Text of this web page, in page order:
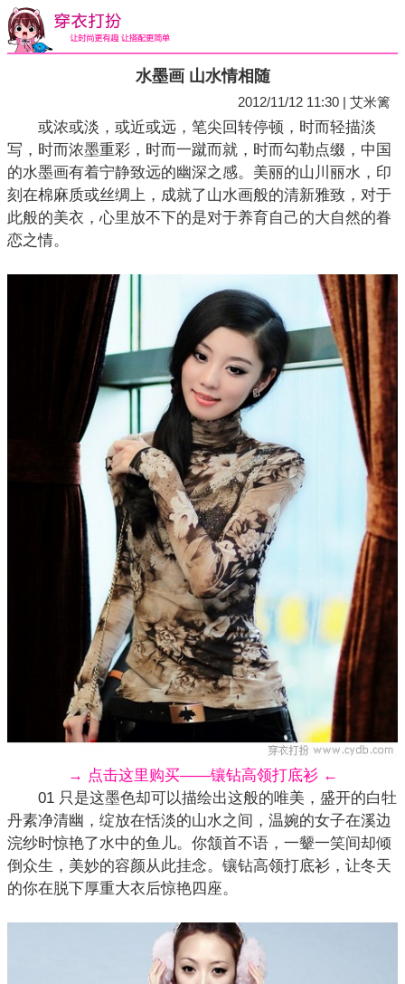
水墨画 山水情相随
2012/11/12 11:30 | 艾米篱
或浓或淡，或近或远，笔尖回转停顿，时而轻描淡
写，时而浓墨重彩，时而一蹴而就，时而勾勒点缀，中国
的水墨画有着宁静致远的幽深之感。美丽的山川丽水，印
刻在棉麻质或丝绸上，成就了山水画般的清新雅致，对于
此般的美衣，心里放不下的是对于养育自己的大自然的眷
恋之情。
→ 点击这里购买——镶钻高领打底衫 ←
01 只是这墨色却可以描绘出这般的唯美，盛开的白牡
丹素净清幽，绽放在恬淡的山水之间，温婉的女子在溪边
浣纱时惊艳了水中的鱼儿。你颔首不语，一颦一笑间却倾
倒众生，美妙的容颜从此挂念。镶钻高领打底衫，让冬天
的你在脱下厚重大衣后惊艳四座。